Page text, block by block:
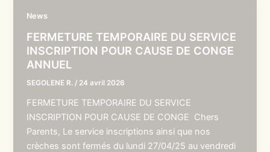
News
FERMETURE TEMPORAIRE DU SERVICE
INSCRIPTION POUR CAUSE DE CONGE
ANNUEL
SEGOLENE R. / 24 avril 2026
FERMETURE TEMPORAIRE DU SERVICE
INSCRIPTION POUR CAUSE DE CONGE Chers
Parents, Le service inscriptions ainsi que nos
crèches sont fermés du lundi 27/04/25 au vendredi